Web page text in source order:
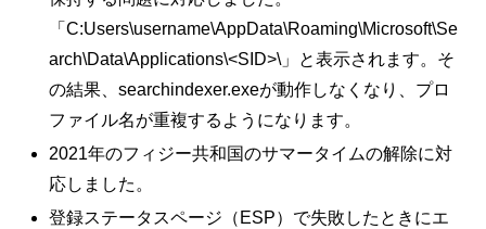
「C:Users\username\AppData\Roaming\Microsoft\Se
arch\Data\Applications\<SID>\」と表示されます。そ
の結果、searchindexer.exeが動作しなくなり、プロ
ファイル名が重複するようになります。
2021年のフィジー共和国のサマータイムの解除に対
応しました。
登録ステータスページ（ESP）で失敗したときにエ